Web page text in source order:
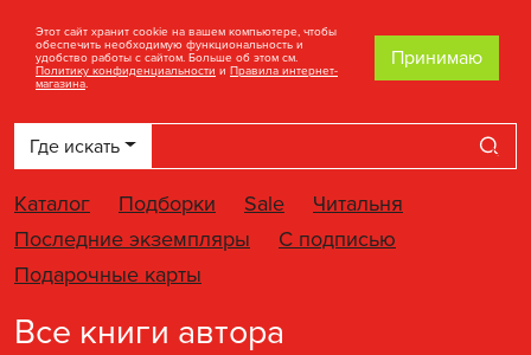
Где искать
Каталог
Подборки Sale
Читальня
Последние экземпляры
С подписью
Подарочные карты
Все книги автора
Этот сайт хранит cookie на вашем компьютере, чтобы
обеспечить необходимую функциональность и
удобство работы с сайтом. Больше об этом см.
Политику конфиденциальности и Правила интернет-
магазина.
Принимаю